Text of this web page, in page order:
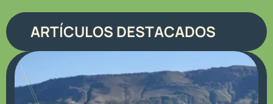
ARTÍCULOS DESTACADOS